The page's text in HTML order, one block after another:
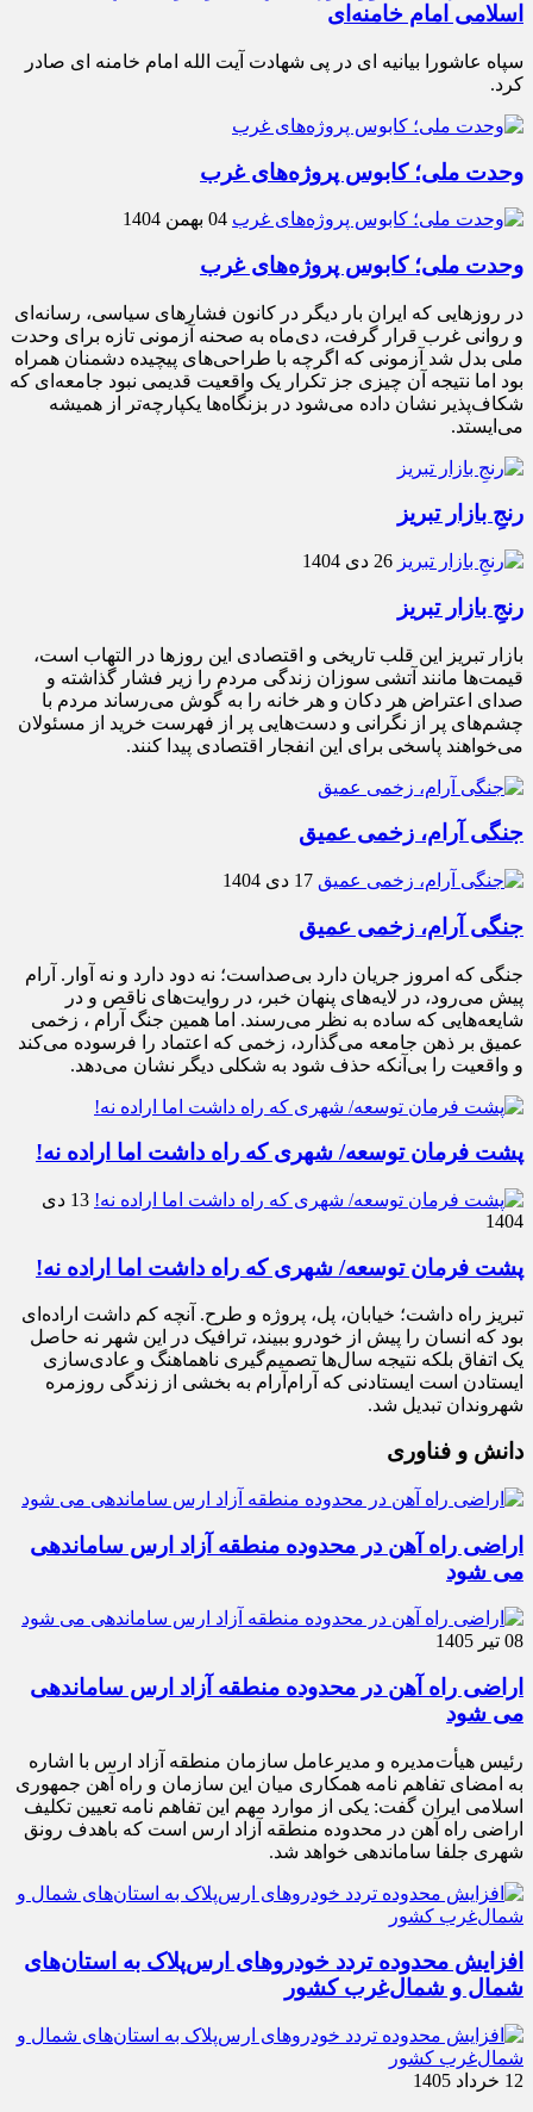
اسلامی امام خامنه‌ای
سپاه عاشورا بیانیه ای در پی شهادت آیت الله امام خامنه ای صادر
کرد.
وحدت ملی؛ کابوس پروژه‌های غرب
04 بهمن 1404
وحدت ملی؛ کابوس پروژه‌های غرب
در روزهایی که ایران بار دیگر در کانون فشارهای سیاسی، رسانه‌ای
و روانی غرب قرار گرفت، دی‌ماه به صحنه آزمونی تازه برای وحدت
ملی بدل شد آزمونی که اگرچه با طراحی‌های پیچیده دشمنان همراه
بود اما نتیجه آن چیزی جز تکرار یک واقعیت قدیمی نبود جامعه‌ای که
شکاف‌پذیر نشان داده می‌شود در بزنگاه‌ها یکپارچه‌تر از همیشه
می‌ایستد.
رنجِ بازار تبریز
26 دی 1404
رنجِ بازار تبریز
بازار تبریز این قلب تاریخی و اقتصادی این روزها در التهاب است،
قیمت‌ها مانند آتشی سوزان زندگی مردم را زیر فشار گذاشته و
صدای اعتراض هر دکان و هر خانه را به گوش می‌رساند مردم با
چشم‌های پر از نگرانی و دست‌هایی پر از فهرست خرید از مسئولان
می‌خواهند پاسخی برای این انفجار اقتصادی پیدا کنند.
جنگی آرام، زخمی عمیق
17 دی 1404
جنگی آرام، زخمی عمیق
جنگی که امروز جریان دارد بی‌صداست؛ نه دود دارد و نه آوار. آرام
پیش می‌رود، در لایه‌های پنهان خبر، در روایت‌های ناقص و در
شایعه‌هایی که ساده به نظر می‌رسند. اما همین جنگ آرام ، زخمی
عمیق بر ذهن جامعه می‌گذارد، زخمی که اعتماد را فرسوده می‌کند
و واقعیت را بی‌آنکه حذف شود به شکلی دیگر نشان می‌دهد.
پشت فرمان توسعه/ شهری که راه داشت اما اراده نه!
13 دی
1404
پشت فرمان توسعه/ شهری که راه داشت اما اراده نه!
تبریز راه داشت؛ خیابان، پل، پروژه و طرح. آنچه کم داشت اراده‌ای
بود که انسان را پیش از خودرو ببیند، ترافیک در این شهر نه حاصل
یک اتفاق بلکه نتیجه سال‌ها تصمیم‌گیری ناهماهنگ و عادی‌سازی
ایستادن است ایستادنی که آرام‌آرام به بخشی از زندگی روزمره
شهروندان تبدیل شد.
دانش و فناوری
اراضی راه آهن در محدوده منطقه آزاد ارس ساماندهی
می شود
08 تیر 1405
اراضی راه آهن در محدوده منطقه آزاد ارس ساماندهی
می شود
رئیس هیأت‌مدیره و مدیرعامل سازمان منطقه آزاد ارس با اشاره
به امضای تفاهم نامه همکاری میان این سازمان و راه آهن جمهوری
اسلامی ایران گفت: یکی از موارد مهم این تفاهم نامه تعیین تکلیف
اراضی راه آهن در محدوده منطقه آزاد ارس است که باهدف رونق
شهری جلفا ساماندهی خواهد شد.
افزایش محدوده تردد خودروهای ارس‌پلاک به استان‌های
شمال و شمال‌غرب کشور
12 خرداد 1405